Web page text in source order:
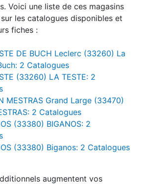
Voici une liste de ces magasins
les catalogues disponibles et
fiches :
DE BUCH Leclerc (33260) La
2 Catalogues
(33260) LA TESTE: 2
MESTRAS Grand Large (33470)
2 Catalogues
(33380) BIGANOS: 2
(33380) Biganos: 2 Catalogues
augmentent vos